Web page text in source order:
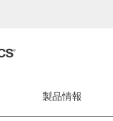
製品情報